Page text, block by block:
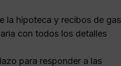
la hipoteca y recibos de
con todos los detalles
para responder a las